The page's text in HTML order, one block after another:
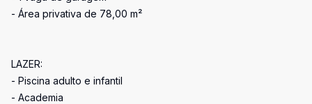
- Área privativa de 78,00 m²
LAZER:
- Piscina adulto e infantil
- Academia